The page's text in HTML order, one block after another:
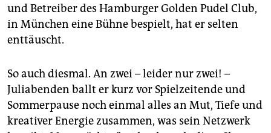
genossenschaft
und Betreiber des Hamburger Golden Pudel Club,
in München eine Bühne bespielt, hat er selten
enttäuscht.
So auch diesmal. An zwei – leider nur zwei! –
Juliabenden ballt er kurz vor Spielzeitende und
Sommerpause noch einmal alles an Mut, Tiefe und
kreativer Energie zusammen, was sein Netzwerk